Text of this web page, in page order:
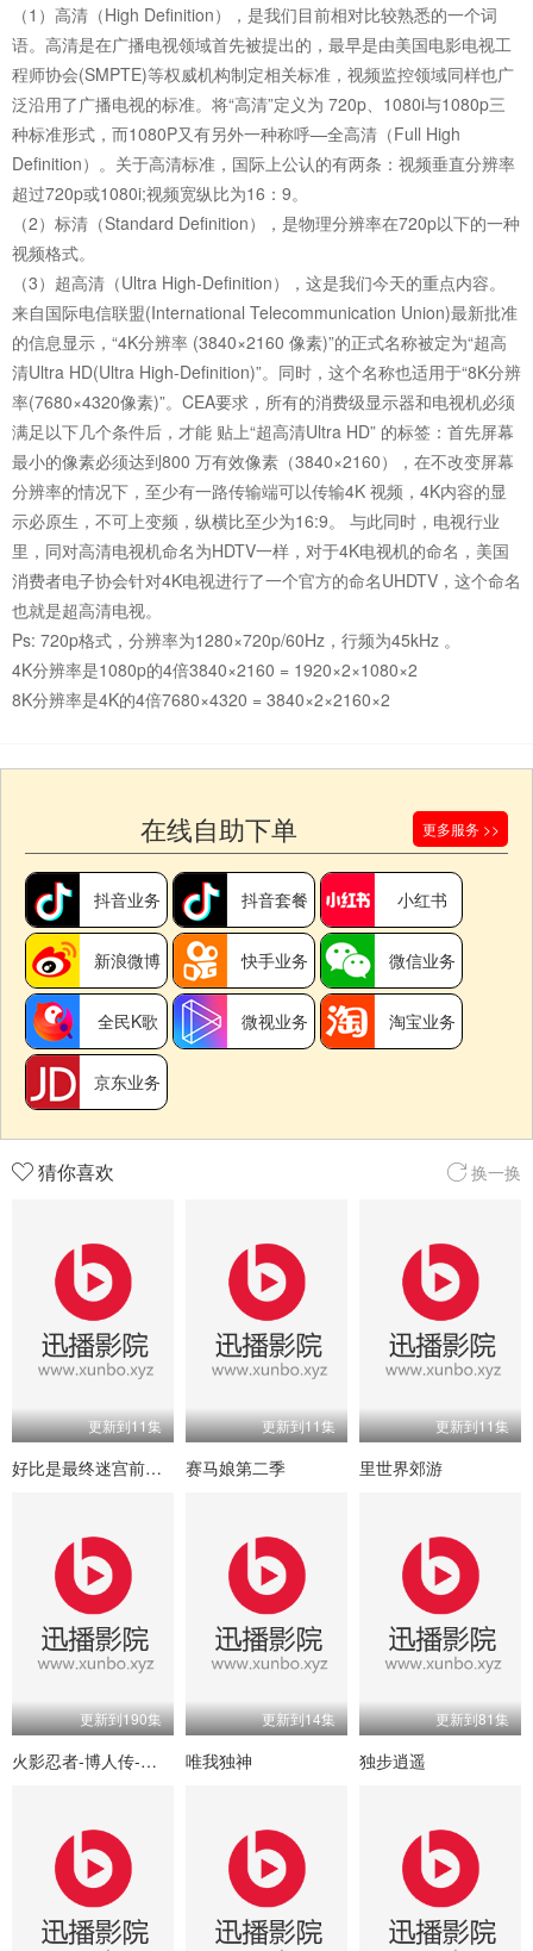
（1）高清（High Definition），是我们目前相对比较熟悉的一个词
语。高清是在广播电视领域首先被提出的，最早是由美国电影电视工
程师协会(SMPTE)等权威机构制定相关标准，视频监控领域同样也广
泛沿用了广播电视的标准。将“高清”定义为 720p、1080i与1080p三
种标准形式，而1080P又有另外一种称呼—全高清（Full High
Definition）。关于高清标准，国际上公认的有两条：视频垂直分辨率
超过720p或1080i;视频宽纵比为16：9。
（2）标清（Standard Definition），是物理分辨率在720p以下的一种
视频格式。
（3）超高清（Ultra High-Definition），这是我们今天的重点内容。
来自国际电信联盟(International Telecommunication Union)最新批准
的信息显示，“4K分辨率 (3840×2160 像素)”的正式名称被定为“超高
清Ultra HD(Ultra High-Definition)”。同时，这个名称也适用于“8K分辨
率(7680×4320像素)”。CEA要求，所有的消费级显示器和电视机必须
满足以下几个条件后，才能 贴上“超高清Ultra HD” 的标签：首先屏幕
最小的像素必须达到800 万有效像素（3840×2160），在不改变屏幕
分辨率的情况下，至少有一路传输端可以传输4K 视频，4K内容的显
示必原生，不可上变频，纵横比至少为16:9。 与此同时，电视行业
里，同对高清电视机命名为HDTV一样，对于4K电视机的命名，美国
消费者电子协会针对4K电视进行了一个官方的命名UHDTV，这个命名
也就是超高清电视。
Ps: 720p格式，分辨率为1280×720p/60Hz，行频为45kHz 。
4K分辨率是1080p的4倍3840×2160 = 1920×2×1080×2
8K分辨率是4K的4倍7680×4320 = 3840×2×2160×2
在线自助下单 更多服务 >>
抖音业务 抖音套餐 小红书
新浪微博 快手业务 微信业务
全民K歌 微视业务 淘宝业务
京东业务
换一换
猜你喜欢
更新到11集
好比是最终迷宫前的少年到新手村生活一般的故事
更新到11集
赛马娘第二季
更新到11集
里世界郊游
更新到190集
火影忍者-博人传-次世代继承者
更新到14集
唯我独神
更新到81集
独步逍遥